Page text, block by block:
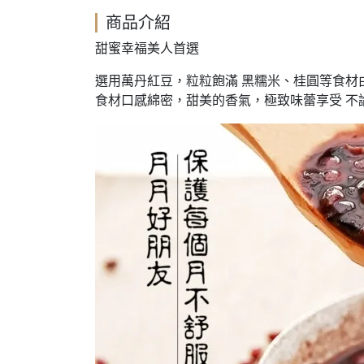
商品介紹
甜蜜幸福美人首選
選用萬丹紅豆，粒粒飽滿 黑糯米、桂圓等食
食材口感綿密，甜美的香氣，極致味蕾享受 不